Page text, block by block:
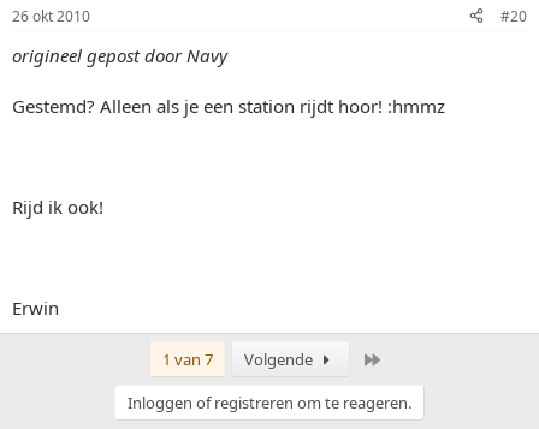
26 okt 2010 #20
origineel gepost door Navy
Gestemd? Alleen als je een station rijdt hoor! :hmmz
Rijd ik ook!
Erwin
1 van 7 Volgende
Inloggen of registreren om te reageren.